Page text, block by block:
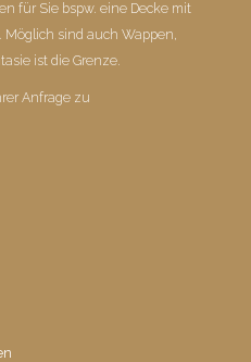
für Sie bspw. eine Decke mit
Möglich sind auch Wappen,
ist die Grenze.
Anfrage zu